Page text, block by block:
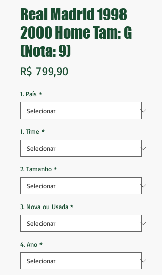
Real Madrid 1998
2000 Home Tam: G
(Nota: 9)
R$ 799,90Preço
1. País *
1. Time *
2. Tamanho *
3. Nova ou Usada *
4. Ano *